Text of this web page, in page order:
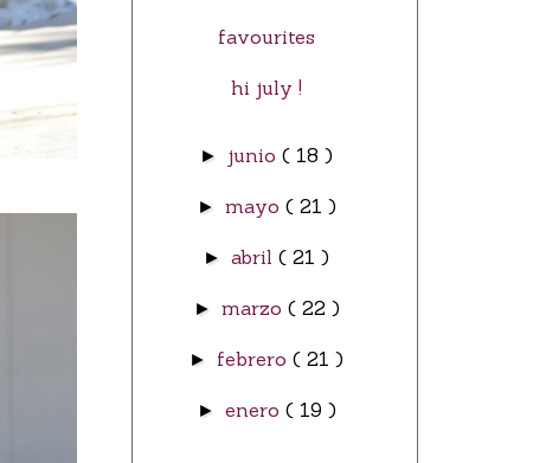
favourites
hi july !
► junio( 18 )
► mayo ( 21 )
►abril( 21 )
► marzo ( 22 )
► febrero( 21 )
► enero ( 19 )